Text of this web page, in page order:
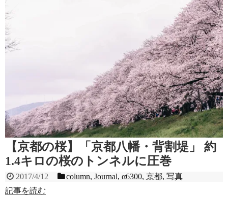
【京都の桜】「京都八幡・背割堤」 約
1.4キロの桜のトンネルに圧巻
2017/4/12 column,Journal,α6300,京都,写真
記事を読む